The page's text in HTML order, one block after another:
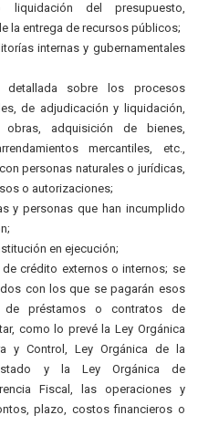
liquidación del presupuesto,
la entrega de recursos públicos;
internas y gubernamentales
detallada sobre los procesos
de adjudicación y liquidación,
adquisición de bienes,
mercantiles, etc.,
personas naturales o jurídicas,
o autorizaciones;
y personas que han incumplido
en ejecución;
crédito externos o internos; se
con los que se pagarán esos
de préstamos o contratos de
como lo prevé la Ley Orgánica
y Control, Ley Orgánica de la
y la Ley Orgánica de
Fiscal, las operaciones y
plazo, costos financieros o